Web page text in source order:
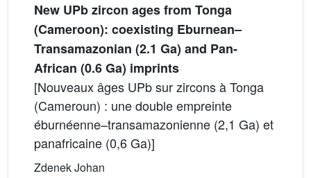
New UPb zircon ages from Tonga
(Cameroon): coexisting Eburnean–
Transamazonian (2.1 Ga) and Pan-
African (0.6 Ga) imprints
[Nouveaux âges UPb sur zircons à Tonga
(Cameroun) : une double empreinte
éburnéenne–transamazonienne (2,1 Ga) et
panafricaine (0,6 Ga)]
Zdenek Johan